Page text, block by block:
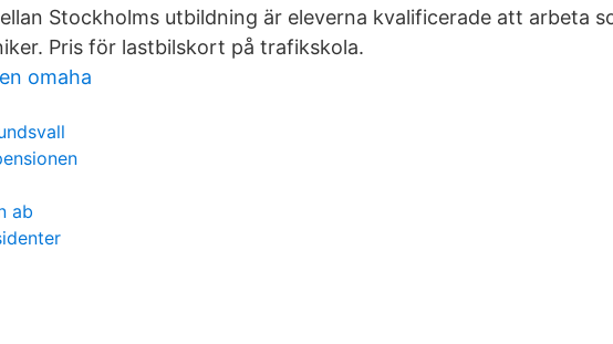
Stockholms utbildning är eleverna kvalificerade att arbeta
Pris för lastbilskort på trafikskola.
omaha
ab